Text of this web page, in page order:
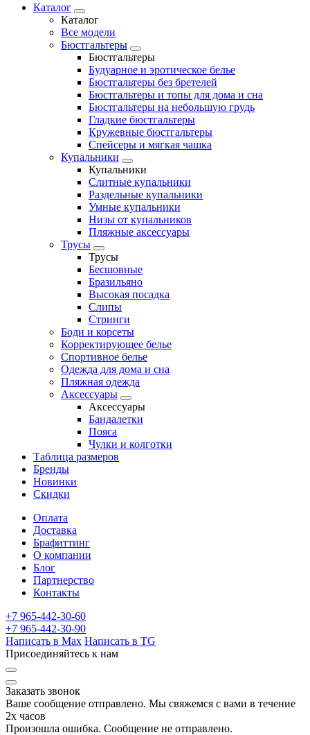
Каталог
Каталог
Все модели
Бюстгальтеры
Бюстгальтеры
Будуарное и эротическое белье
Бюстгальтеры без бретелей
Бюстгальтеры и топы для дома и сна
Бюстгальтеры на небольшую грудь
Гладкие бюстгальтеры
Кружевные бюстгальтеры
Спейсеры и мягкая чашка
Купальники
Купальники
Слитные купальники
Раздельные купальники
Умные купальники
Низы от купальников
Пляжные аксессуары
Трусы
Трусы
Бесшовные
Бразильяно
Высокая посадка
Слипы
Стринги
Боди и корсеты
Корректирующее белье
Спортивное белье
Одежда для дома и сна
Пляжная одежда
Аксессуары
Аксессуары
Бандалетки
Пояса
Чулки и колготки
Таблица размеров
Бренды
Новинки
Скидки
Оплата
Доставка
Брафиттинг
О компании
Блог
Партнерство
Контакты
+7 965-442-30-60
+7 965-442-30-90
Написать в Max Написать в TG
Присоединяйтесь к нам
Заказать звонок
Ваше сообщение отправлено. Мы свяжемся с вами в течение
2х часов
Произошла ошибка. Сообщение не отправлено.